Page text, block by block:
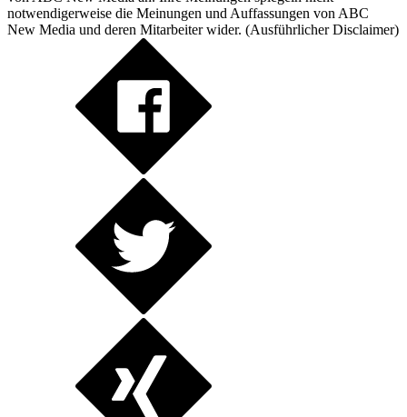
notwendigerweise die Meinungen und Auffassungen von ABC
New Media und deren Mitarbeiter wider. (Ausführlicher Disclaimer)